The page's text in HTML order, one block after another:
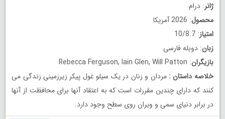
ژانر: درام
محصول: 2026 آمریکا
امتیاز: 10/8.7
زبان: دوبله فارسی
بازیگران: Rebecca Ferguson, Iain Glen, Will Patton
خلاصه داستان : مردان و زنان در یک سیلو غول پیکر زیرزمینی زندگی می
کنند که دارای چندین مقررات است که به اعتقاد آنها برای محافظت از آنها
در برابر دنیای سمی و ویران روی سطح وجود دارد.